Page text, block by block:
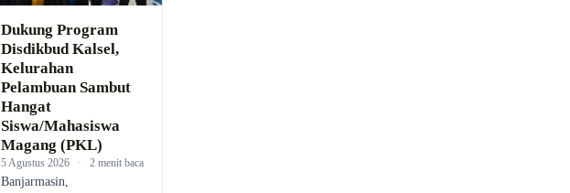
Dukung Program
Disdikbud Kalsel,
Kelurahan
Pelambuan Sambut
Hangat
Siswa/Mahasiswa
Magang (PKL)
5 Agustus 2026 · 2 menit baca
Banjarmasin,